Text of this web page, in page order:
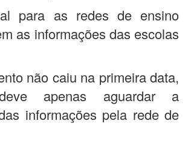
para as redes de ensino
as informações das escolas
não caiu na primeira data,
apenas aguardar a
informações pela rede de